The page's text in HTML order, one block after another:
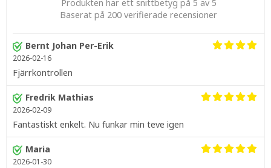
Produkten har ett snittbetyg på 5 av 5
Baserat på 200 verifierade recensioner
Bernt Johan Per-Erik
2026-02-16
Fjärrkontrollen
Fredrik Mathias
2026-02-09
Fantastiskt enkelt. Nu funkar min teve igen
Maria
2026-01-30